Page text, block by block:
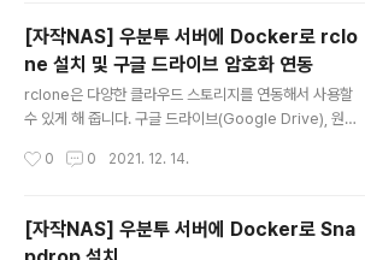
암호화 연동은 아래 링크에서 확인 가능합니다. 2021.12.1
4 - [IT/NAS] - [자작NAS] 우분투 서버에 Docker로 rc
lone 설치 및 구글 드라이브 암호화 연동 [자작NAS] 우분
투 서버에 Docker로 rclone 설치 및 구글 드라이브 암호
화 연동 rclone은 다양한 클라우드 스토리지를 연동해서
e), 원드라이브(OneDrive), 드롭박..
[자작NAS] 우분투 서버에 Docker로 rclo
ne 설치 및 구글 드라이브 암호화 연동
rclone은 다양한 클라우드 스토리지를 연동해서 사용할
수 있게 해 줍니다. 구글 드라이브(Google Drive), 원드
드 스토리지를 지원합니다. rclone을 통해 클라우드 스토
특히 무제한 구글 드라이브를 연동하면 무제한의 공간을
활용하는 것이 가능합니다. 또한 암호화를 지원하기 때문
0 0 2021. 12. 14.
[자작NAS] 우분투 서버에 Docker로 Sna